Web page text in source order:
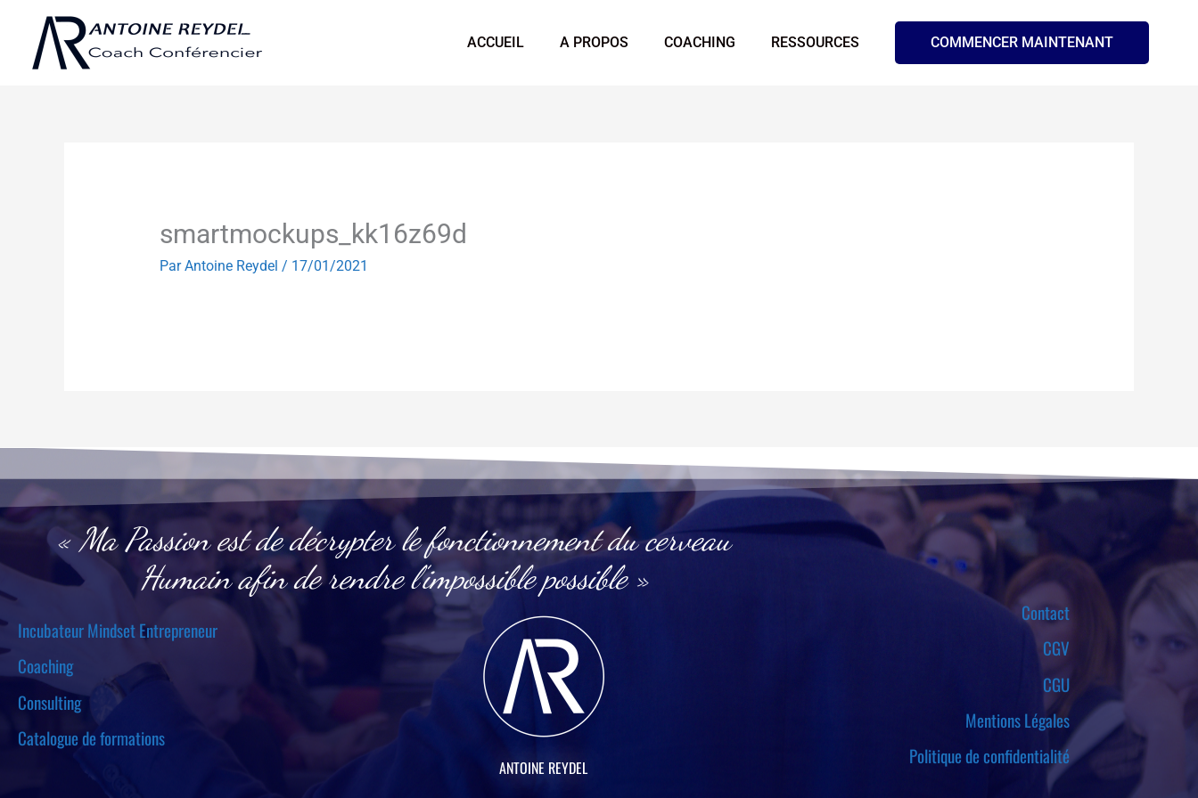
contenu
ACCUEIL A PROPOS COACHING RESSOURCES COMMENCER MAINTENANT
smartmockups_kk16z69d
ParAntoine Reydel / 17/01/2021
« Ma Passion est de décrypter le fonctionnement du cerveau
Humain afin de rendre l’impossible possible »
Incubateur Mindset Entrepreneur
Coaching
Consulting
Catalogue de formations
ANTOINE REYDEL
Contact
CGV
CGU
Mentions Légales
Politique de confidentialité